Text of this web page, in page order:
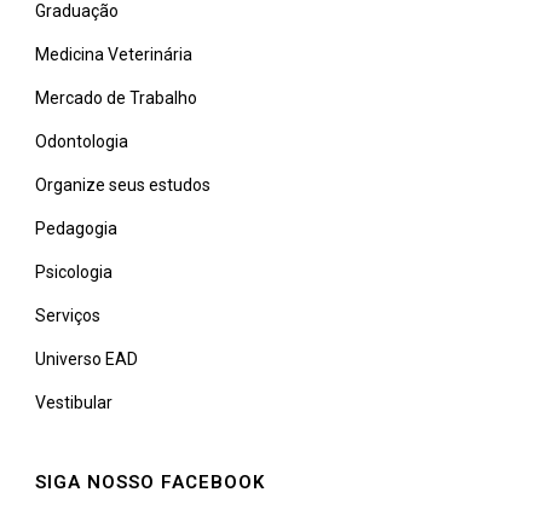
Graduação
Medicina Veterinária
Mercado de Trabalho
Odontologia
Organize seus estudos
Pedagogia
Psicologia
Serviços
Universo EAD
Vestibular
SIGA NOSSO FACEBOOK